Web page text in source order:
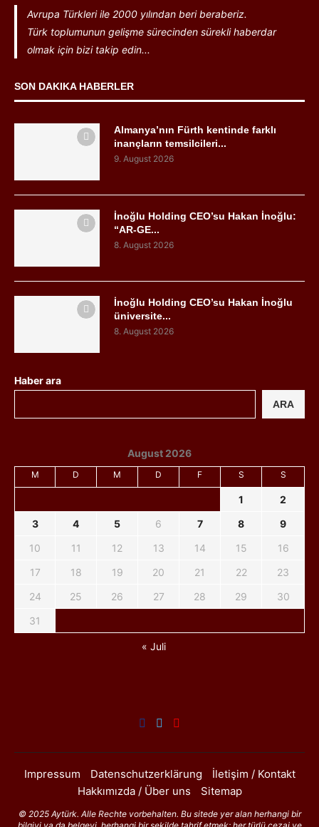
Avrupa Türkleri ile 2000 yılından beri beraberiz.
Türk toplumunun gelişme sürecinden sürekli haberdar
olmak için bizi takip edin...
SON DAKIKA HABERLER
Almanya’nın Fürth kentinde farklı
inançların temsilcileri...
9. August 2026
İnoğlu Holding CEO’su Hakan İnoğlu:
“AR-GE...
8. August 2026
İnoğlu Holding CEO’su Hakan İnoğlu
üniversite...
8. August 2026
Haber ara
ARA
August 2026
M D M D F S S
1
2
3
4 5 6 7 8
9
10
11 12 13 14 15
16
17
18 19 20 21 22
23
24
25 26 27 28 29
30
31
« Juli
Impressum Datenschutzerklärung
İletişim / Kontakt
Hakkımızda / Über uns
Sitemap
© 2025 Aytürk. Alle Rechte vorbehalten. Bu sitede yer alan herhangi bir